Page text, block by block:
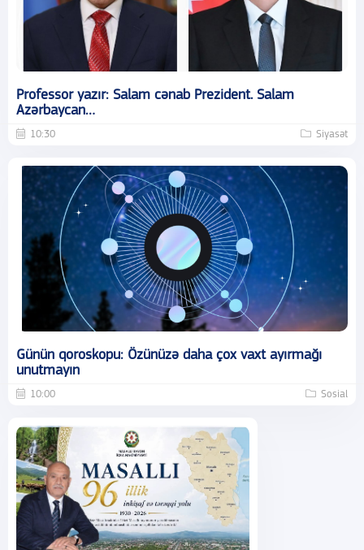
Professor yazır: Salam cənab Prezident. Salam
Azərbaycan…
10:30 Siyasət
Günün qoroskopu: Özünüzə daha çox vaxt ayırmağı
unutmayın
10:00 Sosial